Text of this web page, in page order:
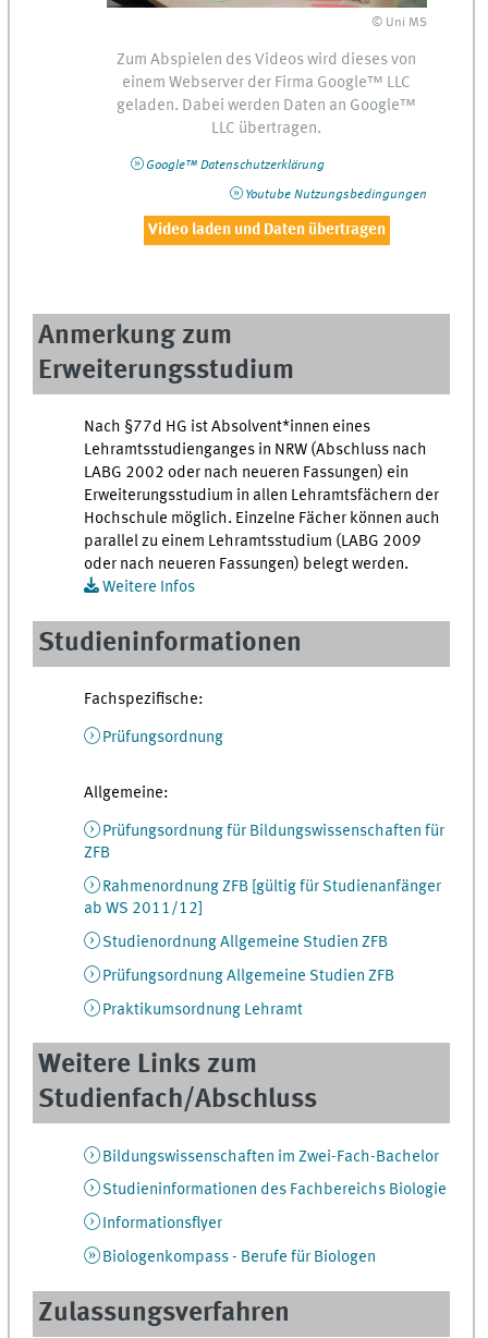
© Uni MS
Zum Abspielen des Videos wird dieses von
einemWebserver der Firma Google™ LLC
geladen. Dabei werden Daten an Google™
LLC übertragen.
Google™Datenschutzerklärung
Youtube Nutzungsbedingungen
Video laden und Daten übertragen
Anmerkung zum
Erweiterungsstudium
Nach §77d HG ist Absolvent*innen eines
Lehramtsstudienganges in NRW (Abschluss nach
LABG 2002 oder nach neueren Fassungen) ein
Erweiterungsstudium in allen Lehramtsfächern der
Hochschule möglich. Einzelne Fächer können auch
parallel zu einem Lehramtsstudium (LABG 2009
oder nach neueren Fassungen) belegt werden.
Weitere Infos
Studieninformationen
Fachspezifische:
Prüfungsordnung
Allgemeine:
Prüfungsordnung für Bildungswissenschaften für
ZFB
Rahmenordnung ZFB [gültig für Studienanfänger
ab WS 2011/12]
Studienordnung Allgemeine Studien ZFB
Prüfungsordnung Allgemeine Studien ZFB
Praktikumsordnung Lehramt
Weitere Links zum
Studienfach/Abschluss
Bildungswissenschaften im Zwei-Fach-Bachelor
Studieninformationen des Fachbereichs Biologie
Informationsflyer
Biologenkompass - Berufe für Biologen
Zulassungsverfahren